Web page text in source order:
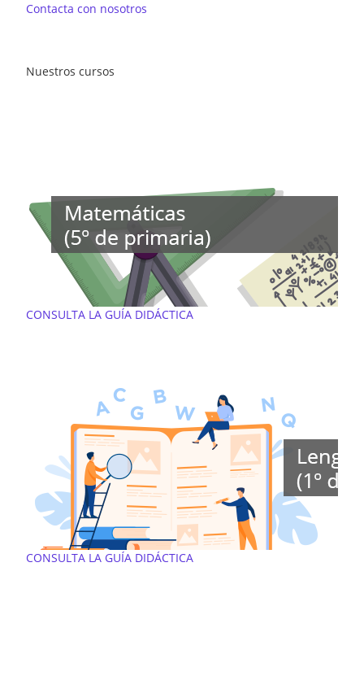
Contacta con nosotros
Nuestros cursos
CONSULTA LA GUÍA DIDÁCTICA
CONSULTA LA GUÍA DIDÁCTICA